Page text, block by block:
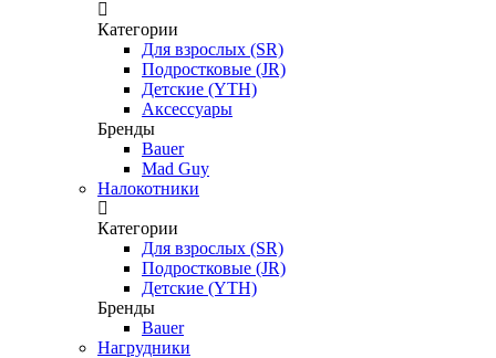
Категории
Для взрослых (SR)
Подростковые (JR)
Детские (YTH)
Аксессуары
Бренды
Bauer
Mad Guy
Налокотники
Категории
Для взрослых (SR)
Подростковые (JR)
Детские (YTH)
Бренды
Bauer
Нагрудники